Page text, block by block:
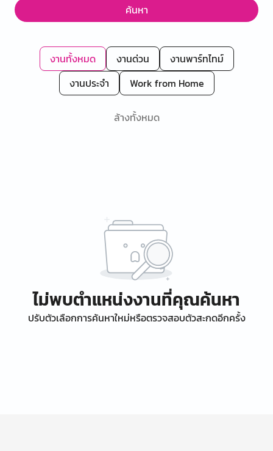
ค้นหา
งานทั้งหมด งานด่วน
งานพาร์ทไทม์
งานประจำ
Work from Home
ล้างทั้งหมด
ไม่พบตำแหน่งงานที่คุณค้นหา
ปรับตัวเลือกการค้นหาใหม่หรือตรวจสอบตัวสะกดอีกครั้ง